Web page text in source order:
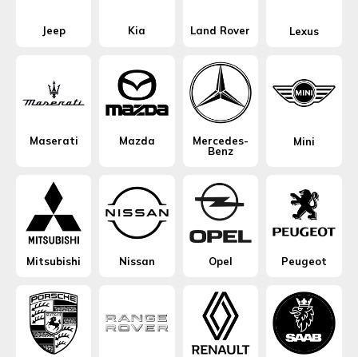
Jeep Kia Land Rover Lexus
Maserati Mazda
Mercedes-
Benz
Mini
Mitsubishi Nissan Opel Peugeot